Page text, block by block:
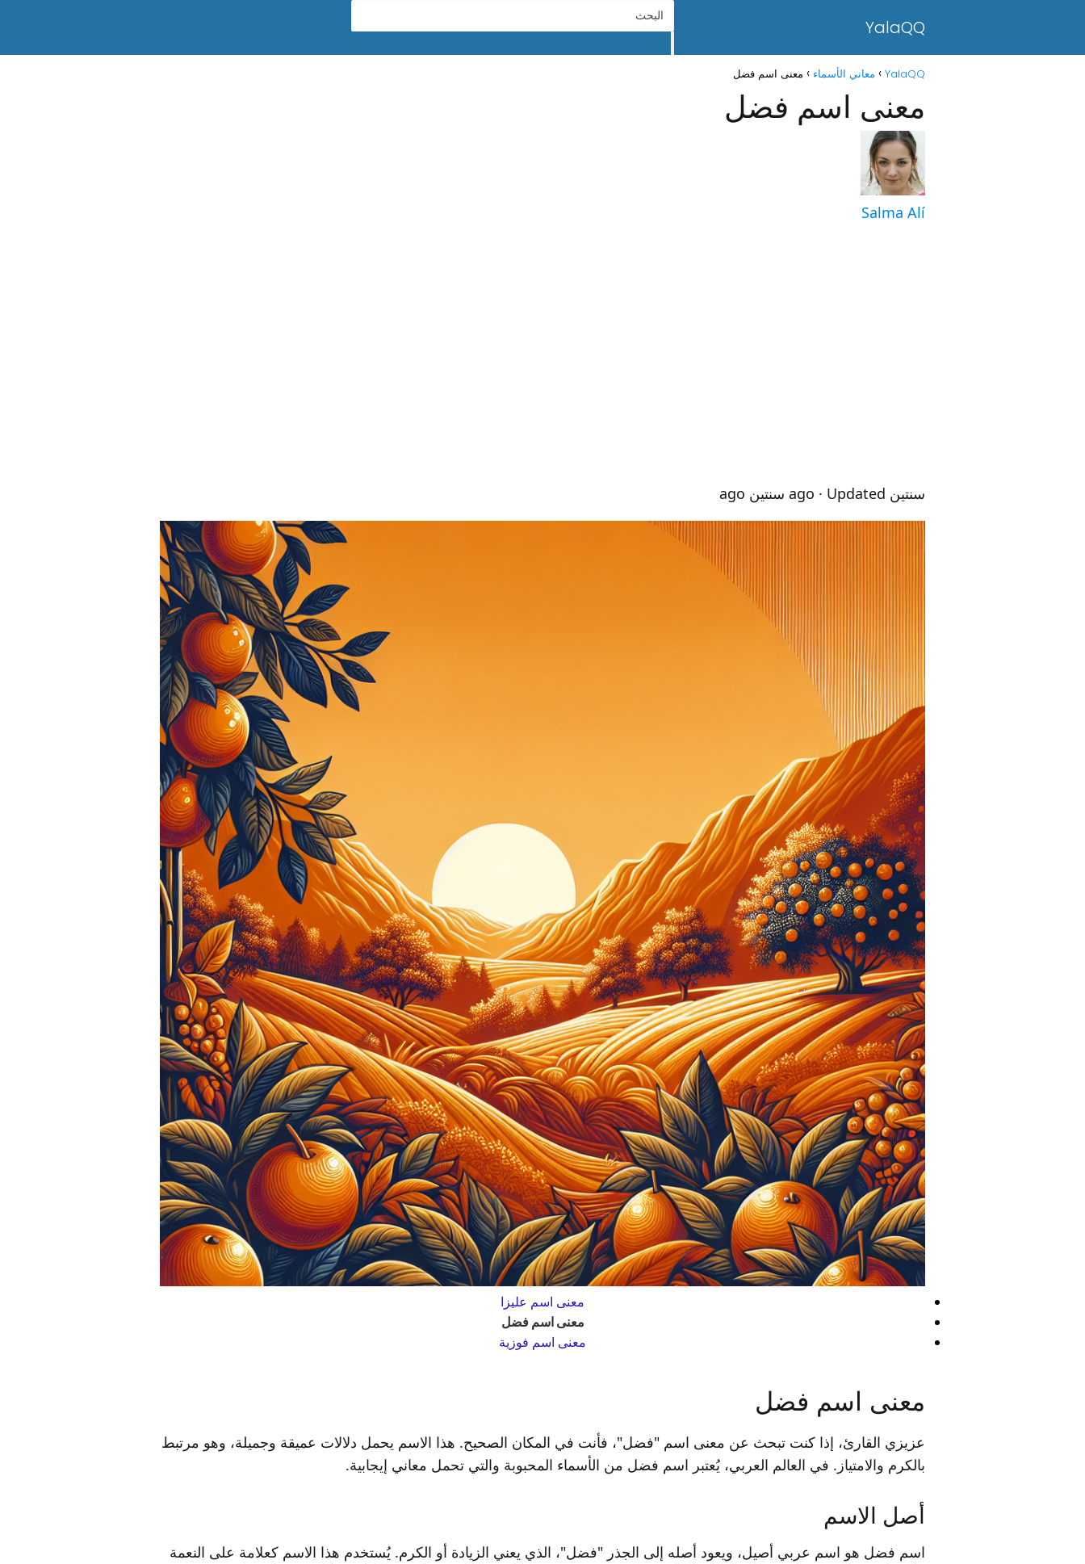
YalaQQ
YalaQQ معاني الأسماء معنى اسم فضل
معنى اسم فضل
Salma Alí
سنتين ago · Updated سنتين ago
معنى اسم عليزا
معنى اسم فضل
معنى اسم فوزية
معنى اسم فضل
عزيزي القارئ، إذا كنت تبحث عن معنى اسم "فضل"، فأنت في المكان الصحيح. هذا الاسم يحمل دلالات عميقة وجميلة، وهو مرتبط
بالكرم والامتياز. في العالم العربي، يُعتبر اسم فضل من الأسماء المحبوبة والتي تحمل معاني إيجابية.
أصل الاسم
اسم فضل هو اسم عربي أصيل، ويعود أصله إلى الجذر "فضل"، الذي يعني الزيادة أو الكرم. يُستخدم هذا الاسم كعلامة على النعمة